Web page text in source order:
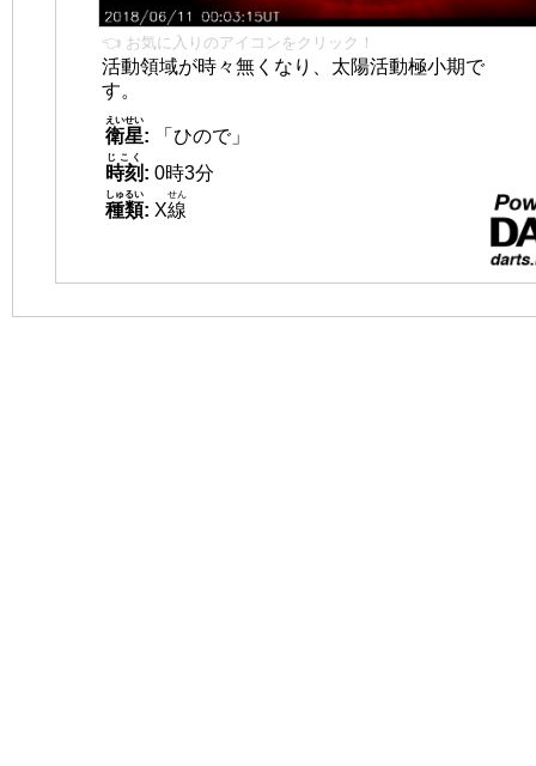
👈 お気に入りのアイコンをクリック！
活動領域が時々無くなり、太陽活動極小期で
す。
衛星
えいせい
:
「ひので」
時刻
じこく
: 0時3分
種類
しゅるい
: X線
せん